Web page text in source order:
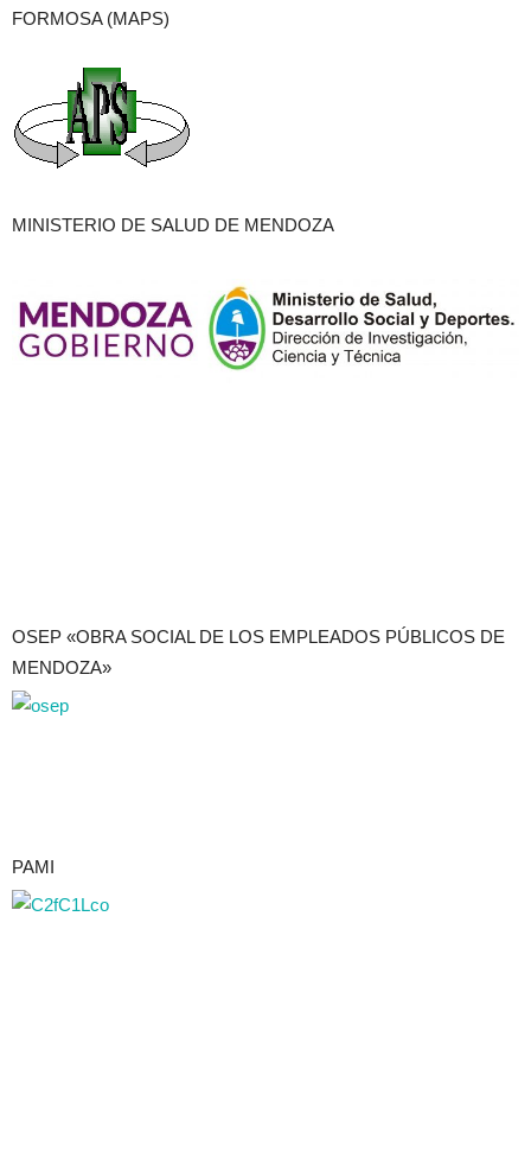
FORMOSA (MAPS)
MINISTERIO DE SALUD DE MENDOZA
OSEP «OBRA SOCIAL DE LOS EMPLEADOS PÚBLICOS DE
MENDOZA»
PAMI